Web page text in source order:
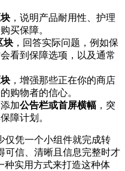
，说明产品耐用性、护理
买保障。
块 ，回答实际问题，例如保
看到保障选项，以及通常
，增强那些正在你的商店
购物者的信心。
加公告栏或首屏横幅 ，突
障计划。
仅凭一个小组件就完成转
可信、清晰且信息完整时才
种实用方式来打造这种体